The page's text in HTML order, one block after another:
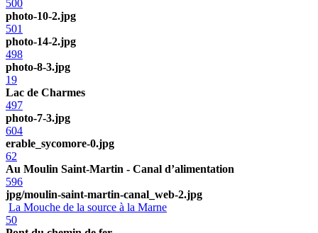
500
photo-10-2.jpg
501
photo-14-2.jpg
498
photo-8-3.jpg
19
Lac de Charmes
497
photo-7-3.jpg
604
erable_sycomore-0.jpg
62
Au Moulin Saint-Martin - Canal d’alimentation
596
jpg/moulin-saint-martin-canal_web-2.jpg
La Mouche de la source à la Marne
50